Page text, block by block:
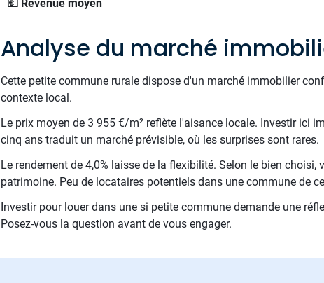
💶 Revenue moyen
Analyse du marché
Cette petite commune rurale dispose d'un marché immobilier
contexte local.
Le prix moyen de 3 955 €/m² reflète l'aisance locale. Investir ici
cinq ans traduit un marché prévisible, où les surprises sont rares.
Le rendement de 4,0% laisse de la flexibilité. Selon le bien
patrimoine. Peu de locataires potentiels dans une commune de
Investir pour louer dans une si petite commune demande une
Posez-vous la question avant de vous engager.